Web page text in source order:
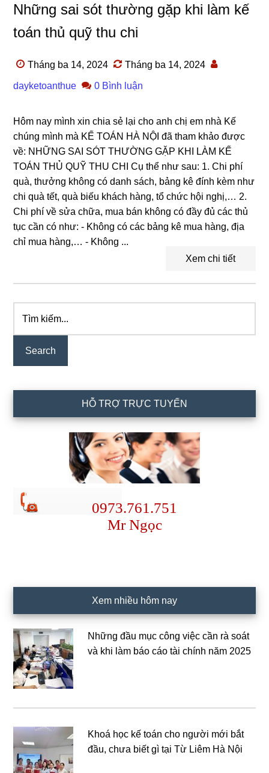
Những sai sót thường gặp khi làm kế
toán thủ quỹ thu chi
Tháng ba 14, 2024 Tháng ba 14, 2024
dayketoanthue 0 Bình luận
Hôm nay mình xin chia sẻ lại cho anh chị em nhà Kế
chúng mình mà KẾ TOÁN HÀ NỘI đã tham khảo được
về: NHỮNG SAI SÓT THƯỜNG GẶP KHI LÀM KẾ
TOÁN THỦ QUỸ THU CHI Cụ thể như sau: 1. Chi phí
quà, thưởng không có danh sách, bảng kê đính kèm như
chi quà tết, quà biếu khách hàng, tổ chức hội nghị,… 2.
Chi phí về sửa chữa, mua bán không có đầy đủ các thủ
tục cần có như: - Không có các bảng kê mua hàng, địa
chỉ mua hàng,… - Không ...
Xem chi tiết
Primary
Sidebar
kiếm...
HỖ TRỢ TRỰC TUYẾN
0973.761.751
Mr Ngọc
Xem nhiều hôm nay
Những đầu mục công việc cần rà soát
và khi làm báo cáo tài chính năm 2025
Khoá học kế toán cho người mới bắt
đầu, chưa biết gì tại Từ Liêm Hà Nội